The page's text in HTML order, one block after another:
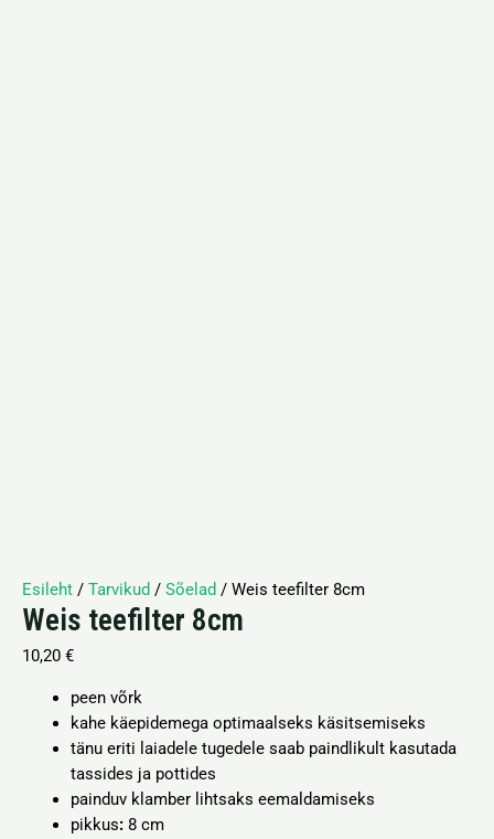
Esileht / Tarvikud / Sõelad / Weis teefilter 8cm
Weis teefilter 8cm
10,20 €
peen võrk
kahe käepidemega optimaalseks käsitsemiseks
tänu eriti laiadele tugedele saab paindlikult kasutada
tassides ja pottides
painduv klamber lihtsaks eemaldamiseks
pikkus:8 cm